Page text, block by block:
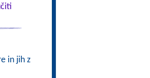
in jih z